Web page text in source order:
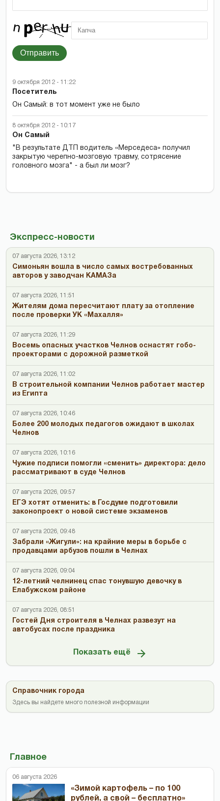
Экспресс-новости
07 августа 2026, 13:12
Симоньян вошла в число самых востребованных
авторов у заводчан КАМАЗа
07 августа 2026, 11:51
Жителям дома пересчитают плату за отопление
после проверки УК «Махалля»
07 августа 2026, 11:29
Восемь опасных участков Челнов оснастят гобо-
проекторами с дорожной разметкой
07 августа 2026, 11:02
В строительной компании Челнов работает мастер
из Египта
07 августа 2026, 10:46
Более 200 молодых педагогов ожидают в школах
Челнов
07 августа 2026, 10:16
Чужие подписи помогли «сменить» директора: дело
рассматривают в суде Челнов
07 августа 2026, 09:57
ЕГЭ хотят отменить: в Госдуме подготовили
законопроект о новой системе экзаменов
07 августа 2026, 09:48
Забрали «Жигули»: на крайние меры в борьбе с
продавцами арбузов пошли в Челнах
07 августа 2026, 09:04
12-летний челнинец спас тонувшую девочку в
Елабужском районе
07 августа 2026, 08:51
Гостей Дня строителя в Челнах развезут на
автобусах после праздника
Показать ещё
Справочник города
Здесь вы найдете много полезной информации
Главное
06 августа 2026
«Зимой картофель – по 100
рублей, а свой – бесплатно»
Отправить
9 октября 2012 - 11:22
Посетитель
Он Самый: в тот момент уже не было
8 октября 2012 - 10:17
Он Самый
"В результате ДТП водитель «Мерседеса» получил
закрытую черепно-мозговую травму, сотрясение
головного мозга" - а был ли мозг?